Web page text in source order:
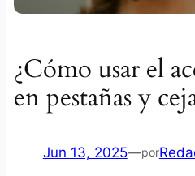
¿Cómo usar el
en pestañas y
Jun 13, 2025—por